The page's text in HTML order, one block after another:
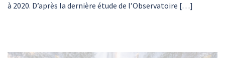
à 2020. D’après la dernière étude de l’Observatoire […]